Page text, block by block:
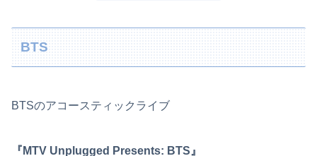
BTS
BTSのアコースティックライブ
『MTV Unplugged Presents: BTS』